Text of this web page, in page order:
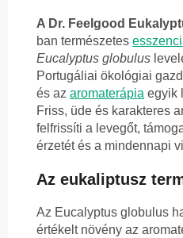
A Dr. Feelgood
ban természetes
Eucalyptus globulus
Portugáliai ökológiai
és az aromaterápia egyik
Friss, üde és karakteres
felfrissíti a levegőt,
érzetét és a mindennapi
Az eukaliptusz
Az Eucalyptus globulus
értékelt növény az